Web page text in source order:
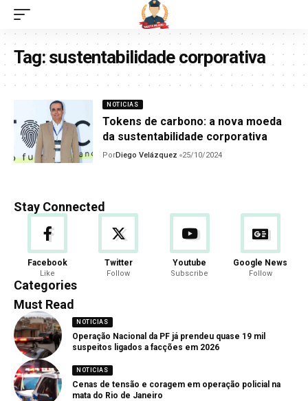
Tag:sustentabilidade corporativa
NOTICIAS
Tokens de carbono: a nova moeda
da sustentabilidade corporativa
PorDiego Velázquez 25/10/2024
Stay Connected
Facebook
Like
Twitter
Follow
Youtube
Subscribe
Google News
Follow
Categories
Must Read
NOTICIAS
Operação Nacional da PF já prendeu quase 19 mil
suspeitos ligados a facções em 2026
NOTICIAS
Cenas de tensão e coragem em operação policial na
mata do Rio de Janeiro